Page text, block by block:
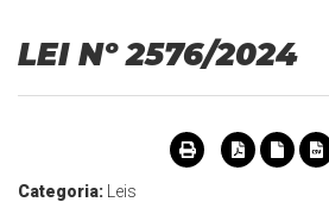
LEI Nº 2576/2024
Categoria:
Leis